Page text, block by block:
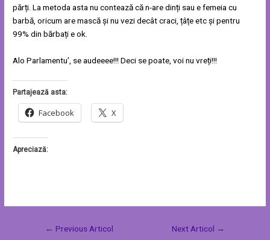
părți. La metoda asta nu contează că n-are dinți sau e femeia cu
barbă, oricum are mască și nu vezi decât craci, țâțe etc și pentru
99% din bărbați e ok.
Alo Parlamentu’, se audeeee!!! Deci se poate, voi nu vreți!!!
Partajează asta:
Facebook X
Apreciază:
← Previous Articol Next Articol →